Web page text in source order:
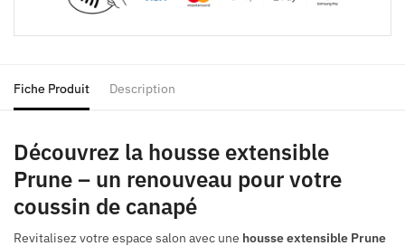
Fiche Produit Description
Découvrez la housse extensible
Prune – un renouveau pour votre
coussin de canapé
Revitalisez votre espace salon avec une housse extensible Prune